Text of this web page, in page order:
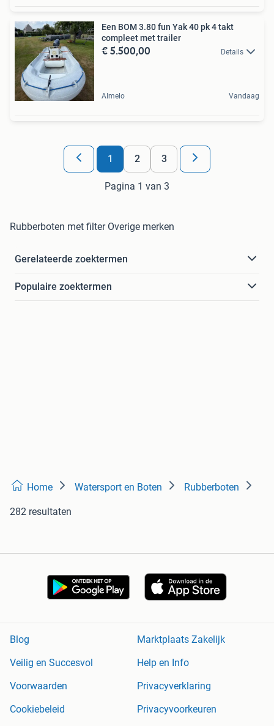
Een BOM 3.80 fun Yak 40 pk 4 takt
compleet met trailer
€ 5.500,00 Details
Almelo Vandaag
1 2 3
Pagina 1 van 3
Rubberboten met filter Overige merken
Gerelateerde zoektermen
Populaire zoektermen
Home Watersport en Boten Rubberboten
282 resultaten
Blog
Marktplaats Zakelijk
Veilig en Succesvol
Help en Info
Voorwaarden
Privacyverklaring
Cookiebeleid
Privacyvoorkeuren